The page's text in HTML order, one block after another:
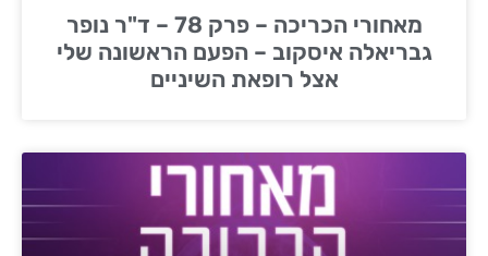
מאחורי הכריכה – פרק 78 – ד"ר נופר
גבריאלה איסקוב – הפעם הראשונה שלי
אצל רופאת השיניים